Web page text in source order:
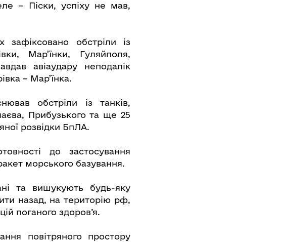
– Піски, успіху не мав,
зафіксовано обстріли із
Мар’їнки, Гуляйполя,
авіаудару неподалік
– Мар’їнка.
обстріли із танків,
Прибузького та ще 25
розвідки БпЛА.
до застосування
морського базування.
та вишукують будь-яку
назад, на територію рф,
поганого здоров’я.
повітряного простору